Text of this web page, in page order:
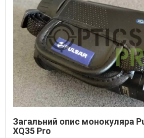
Загальний опис монокуляра
XQ35 Pro